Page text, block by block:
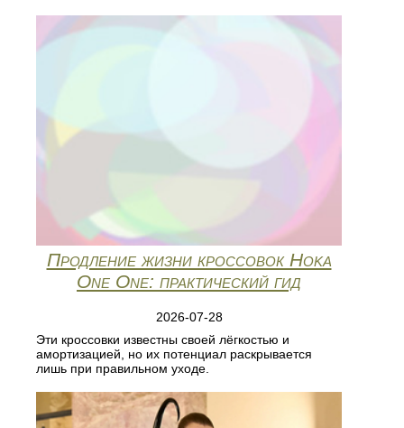
Продление жизни кроссовок Hoka
One One: практический гид
2026-07-28
Эти кроссовки известны своей лёгкостью и
амортизацией, но их потенциал раскрывается
лишь при правильном уходе.